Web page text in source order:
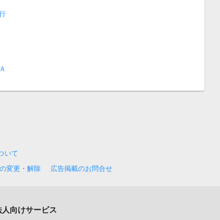
いて
変更・解除 広告掲載のお問合せ
人向けサービス